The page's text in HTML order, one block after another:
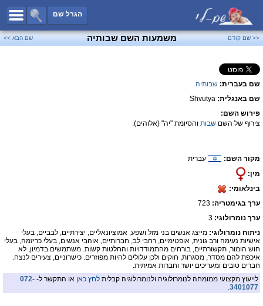
הגרל שם
כל השמות
שמות לבנים
פייסבוק
<< שם קודם משמעות השם שבותיה שם הבא >>
שם בעברית: שבותיה
שם באנגלית: Shvutya
פירוש השם:
צירוף של השם שבות והסיומת "יה" (אלוהים).
מקור השם:
עברית
מין:
בינלאומי:
ערך בגימטריה:
ערך נומרולוגי: 3
ניתוח נומרולוגי: מייצג אנשים בני מזל ושפע, אמוציונאליים, יצירתיים, לבביים, בעלי
אישיות נעימה ורב גונית, אופטימיים, רחבי לב, חברותיים, אוהבי אנשים, בעלי כריזמה, בעלי
חוש הומור, תקשורתיים, בורחים מהתמודדויות והחלטות קשות. משתמשים בדמיון, לא
איכפת להם מסדר, מסגרות, חוקים ולכן עלולים להיות מפוזרים. כישרוניים, צעירים לנצח.
חברים טובים ומעריכים יושר וחברות אמיתית.
לייעוץ מקצועי ממומחה לנומרולוגיה ולנומרולוגיה קבלית לחץ כאן או התקשר ל- 072-
3401077
.